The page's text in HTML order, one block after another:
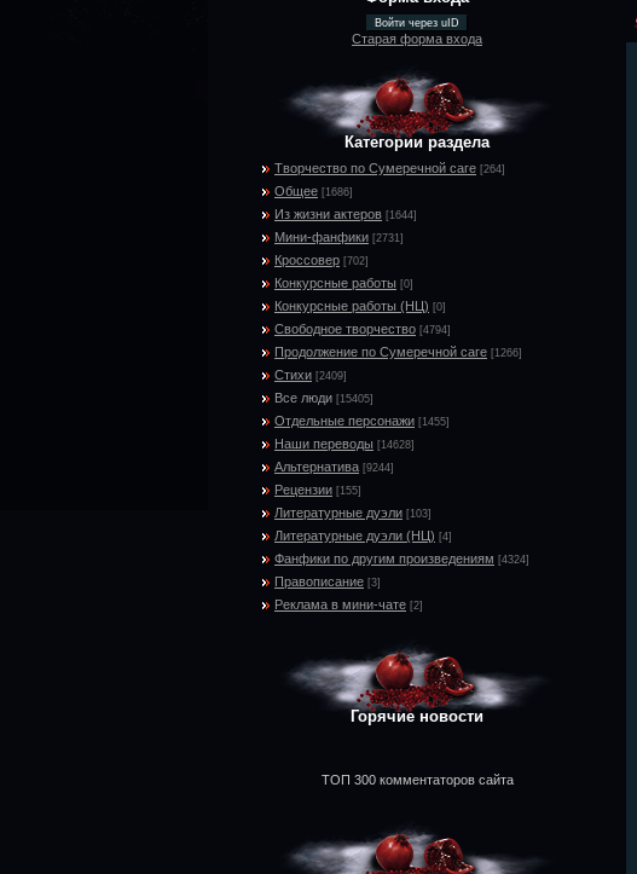
Войти через uID
Старая форма входа
Категории раздела
Творчество по Сумеречной саге [264]
Общее [1686]
Из жизни актеров [1644]
Мини-фанфики [2731]
Кроссовер [702]
Конкурсные работы [0]
Конкурсные работы (НЦ) [0]
Свободное творчество [4794]
Продолжение по Сумеречной саге [1266]
Стихи [2409]
Все люди [15405]
Отдельные персонажи [1455]
Наши переводы [14628]
Альтернатива [9244]
Рецензии [155]
Литературные дуэли [103]
Литературные дуэли (НЦ) [4]
Фанфики по другим произведениям [4324]
Правописание [3]
Реклама в мини-чате [2]
Горячие новости
ТОП 300 комментаторов сайта